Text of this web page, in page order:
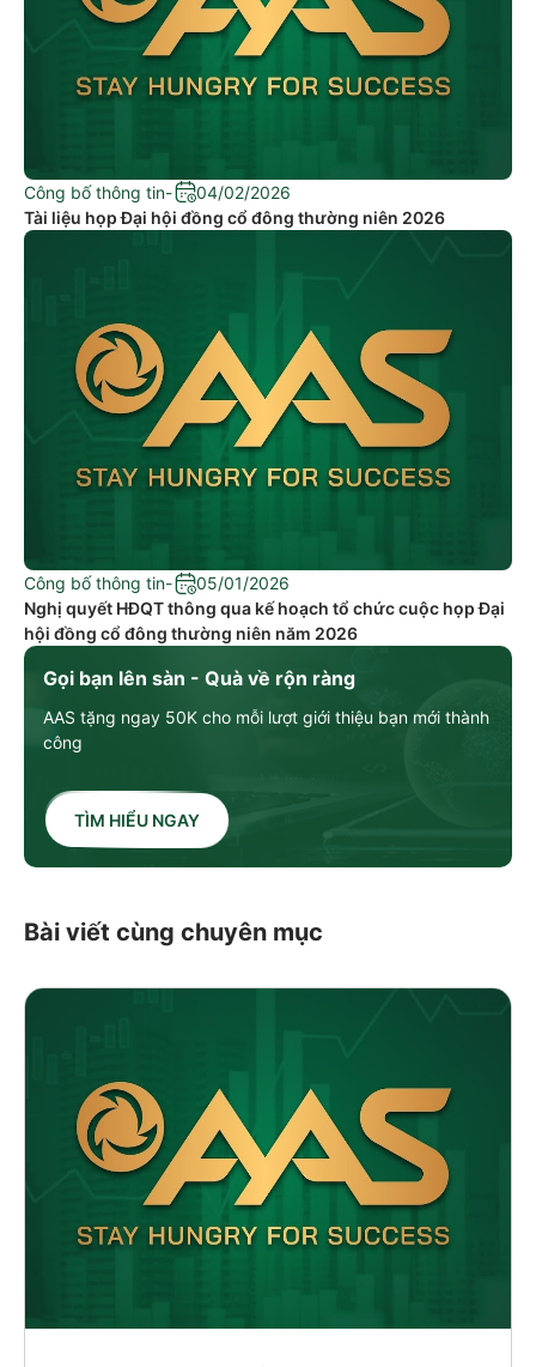
Gọi bạn lên sàn - Quà về rộn ràng
AAS tặng ngay 50K cho mỗi lượt giới thiệu bạn mới thành
công
TÌM HIỂU NGAY
Công bố thông tin-
04/02/2026
Tài liệu họp Đại hội đồng cổ đông thường niên 2026
Công bố thông tin-
05/01/2026
Nghị quyết HĐQT thông qua kế hoạch tổ chức cuộc họp Đại
hội đồng cổ đông thường niên năm 2026
Bài viết cùng chuyên mục